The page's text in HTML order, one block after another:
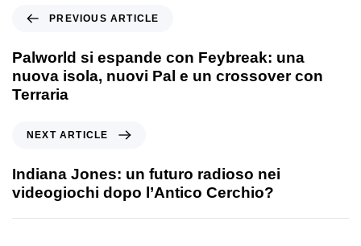
PREVIOUS ARTICLE
Palworld si espande con Feybreak: una
nuova isola, nuovi Pal e un crossover con
Terraria
NEXT ARTICLE
Indiana Jones: un futuro radioso nei
videogiochi dopo l’Antico Cerchio?